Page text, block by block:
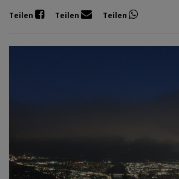
Teilen Teilen Teilen